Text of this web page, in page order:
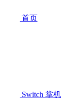
首页
Switch 掌机